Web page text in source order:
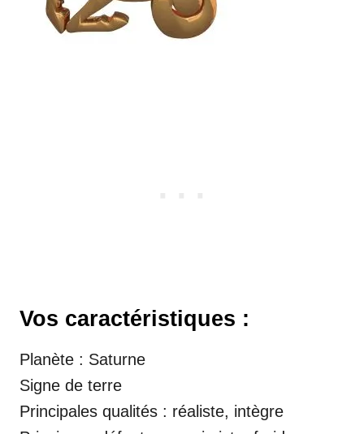
Vos caractéristiques :
Planète : Saturne
Signe de terre
Principales qualités : réaliste, intègre